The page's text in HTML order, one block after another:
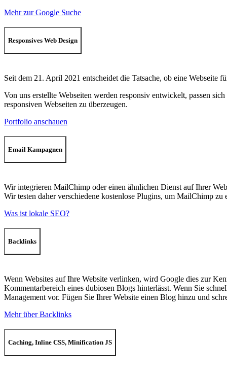
Mehr zur Google Suche
Responsives Web Design
Seit dem 21. April 2021 entscheidet die Tatsache, ob eine
Von uns erstellte Webseiten werden responsiv entwickelt, passen
responsiven Webseiten zu überzeugen.
Portfolio anschauen
Email Kampagnen
Wir integrieren MailChimp oder einen ähnlichen Dienst auf Ihrer
Wir testen daher verschiedene kostenlose Plugins, um MailChimp
Was ist lokale SEO?
Backlinks
Wenn Websites auf Ihre Website verlinken, wird Google dies zur
Kommentarbereich eines dubiosen Blogs hinterlässt. Wenn Sie
Management vor. Fügen Sie Ihrer Website einen Blog hinzu und
Mehr über Backlinks
Caching, Inline CSS, Minification JS